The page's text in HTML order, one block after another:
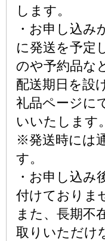
します。
・お申し込み
に発送を予定
のや予約品な
配送期日を設
礼品ページに
いいたします。
※発送時には
す。
・お申し込み
付けておりま
また、長期不
取りいただけ